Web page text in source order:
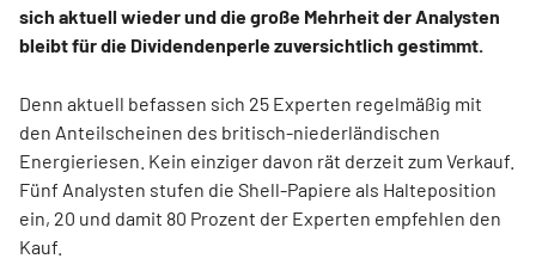
sich aktuell wieder und die große Mehrheit der Analysten
bleibt für die Dividendenperle zuversichtlich gestimmt.
Denn aktuell befassen sich 25 Experten regelmäßig mit
den Anteilscheinen des britisch-niederländischen
Energieriesen. Kein einziger davon rät derzeit zum Verkauf.
Fünf Analysten stufen die Shell-Papiere als Halteposition
ein, 20 und damit 80 Prozent der Experten empfehlen den
Kauf.